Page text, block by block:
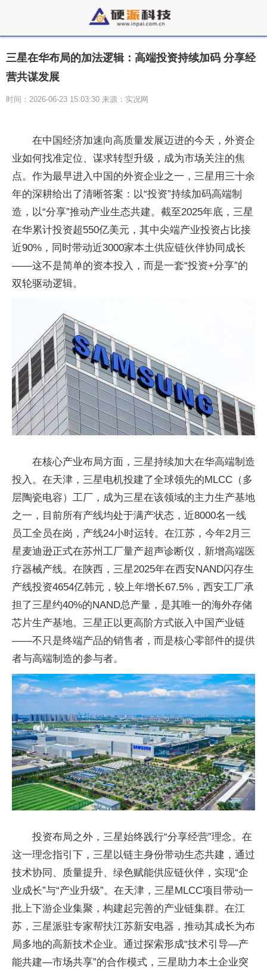
三星在华布局的加法逻辑：高端投资持续加码 分享经
营共谋发展
时间：2026-06-23 15:03:30 来源：实况网
在中国经济加速向高质量发展迈进的今天，外资企
业如何找准定位、谋求转型升级，成为市场关注的焦
点。作为最早进入中国的外资企业之一，三星用三十余
年的深耕给出了清晰答案：以“投资”持续加码高端制
造，以“分享”推动产业生态共建。截至2025年底，三星
在华累计投资超550亿美元，其中尖端产业投资占比接
近90%，同时带动近3000家本土供应链伙伴协同成长
——这不是简单的资本投入，而是一套“投资+分享”的
双轮驱动逻辑。
在核心产业布局方面，三星持续加大在华高端制造
投入。在天津，三星电机投建了全球领先的MLCC（多
层陶瓷电容）工厂，成为三星在该领域的主力生产基地
之一，目前所有产线均处于满产状态，近8000名一线
员工全员在岗，产线24小时运转。在江苏，今年2月三
星麦迪逊正式在苏州工厂量产超声诊断仪，新增高端医
疗器械产线。在陕西，三星2025年在西安NAND闪存生
产线投资4654亿韩元，较上年增长67.5%，西安工厂承
担了三星约40%的NAND总产量，是其唯一的海外存储
芯片生产基地。三星正以更高阶方式嵌入中国产业链
——不只是终端产品的销售者，而是核心零部件的提供
者与高端制造的参与者。
投资布局之外，三星始终践行“分享经营”理念。在
这一理念指引下，三星以链主身份带动生态共建，通过
技术协同、质量提升、绿色赋能供应链伙伴，实现“企
业成长”与“产业升级”。在天津，三星MLCC项目带动一
批上下游企业集聚，构建起完善的产业链集群。在江
苏，三星派驻专家帮扶江苏新安电器，推动其成长为布
局多地的高新技术企业。通过探索形成“技术引导—产
能共建—市场共享”的合作模式，三星助力本土企业突